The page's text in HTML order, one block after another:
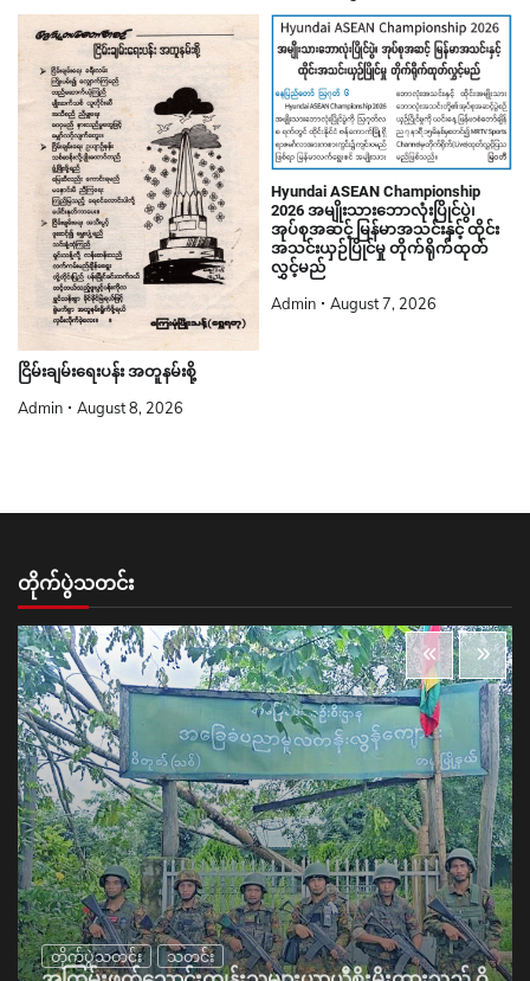
ငြိမ်းချမ်းရေးပန်း အတူနမ်းစို့
Admin August 8, 2026
Hyundai ASEAN Championship
2026 အမျိုးသားဘောလုံးပြိုင်ပွဲ၊
အုပ်စုအဆင့် မြန်မာအသင်းနှင့် ထိုင်း
အသင်းယှဉ်ပြိုင်မှု တိုက်ရိုက်ထုတ်
လွှင့်မည်
Admin August 7, 2026
တိုက်ပွဲသတင်း
တိုက်ပွဲသတင်း သတင်း